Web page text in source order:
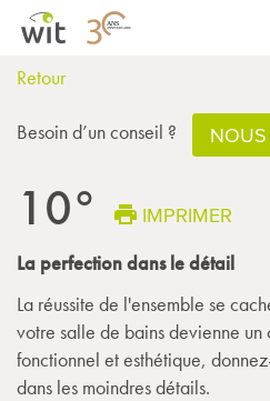
Retour
Besoin d’un conseil ?
10° IMPRIMER
La perfection dans le détail
La réussite de l'ensemble se
votre salle de bains devienne un
fonctionnel et esthétique,
dans les moindres détails.